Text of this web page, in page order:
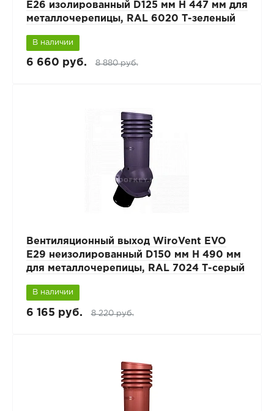
E26 изолированный D125 мм Н 447 мм для
металлочерепицы, RAL 6020 Т-зеленый
В наличии
6 660 руб. 8 880 руб.
Вентиляционный выход WiroVent EVO
E29 неизолированный D150 мм Н 490 мм
для металлочерепицы, RAL 7024 Т-серый
В наличии
6 165 руб. 8 220 руб.